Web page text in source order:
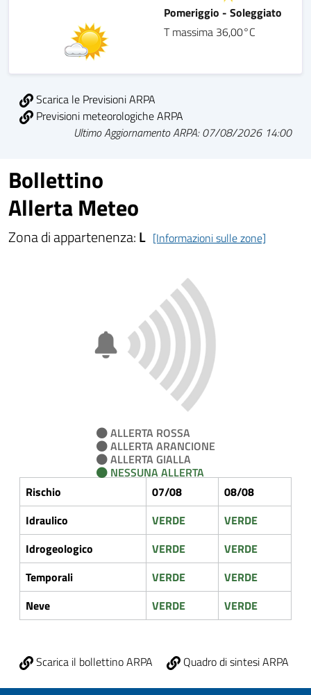
Pomeriggio - Soleggiato
T massima 36,00°C
Scarica le Previsioni ARPA
Previsioni meteorologiche ARPA
Ultimo Aggiornamento ARPA: 07/08/2026 14:00
Bollettino
Allerta Meteo
Zona di appartenenza:L [Informazioni sulle zone]
ALLERTA ROSSA
ALLERTA ARANCIONE
ALLERTA GIALLA
NESSUNA ALLERTA
Rischio
07/08
08/08
Idraulico
VERDE
VERDE
Idrogeologico
VERDE
VERDE
Temporali
VERDE
VERDE
Neve
VERDE VERDE
Scarica il bollettino ARPA Quadro di sintesi ARPA